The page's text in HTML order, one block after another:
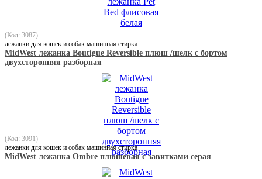
(Код: 3087)
лежанки для кошек и собак машинная стирка
MidWest лежанка Boutigue Reversible плюш /шелк с бортом
двухсторонняя разборная
(Код: 3091)
лежанки для кошек и собак машинная стирка
MidWest лежанка Ombre плюшевая с завитками серая